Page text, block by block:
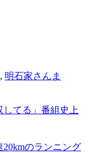
, 明石家さんま
してる」番組史上
のランニング